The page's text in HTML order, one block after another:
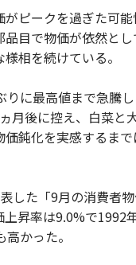
ピークを過ぎた可
品目で物価が依然と
相を続けている。
りに最高値まで急騰
月後に控え、白菜と
価鈍化を実感するま
した「9月の消費者
上昇率は9.0%で1992
かった。